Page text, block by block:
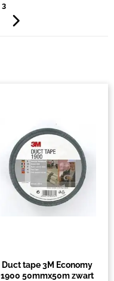
3
Duct tape 3M Economy
1900 50mmx50m zwart